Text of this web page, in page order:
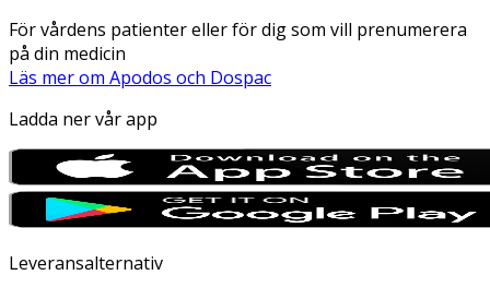
För vårdens patienter eller för dig som vill prenumerera
på din medicin
Läs mer om Apodos och Dospac
Ladda ner vår app
Leveransalternativ